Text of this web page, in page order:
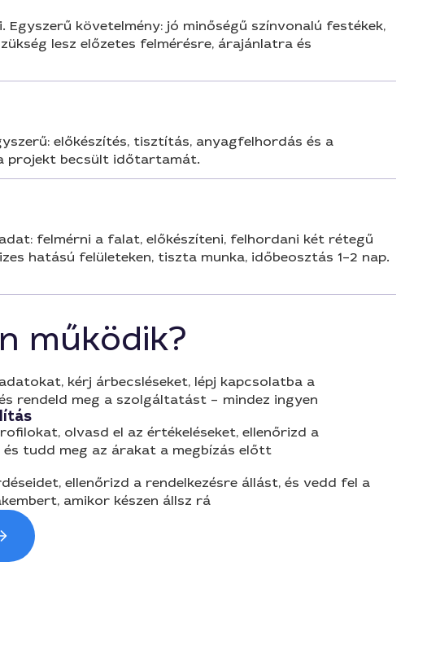
követelmény: jó minőségű színvonalú festékek,
lesz előzetes felmérésre, árajánlatra és
előkészítés, tisztítás, anyagfelhordás és a
projekt becsült időtartamát.
felmérni a falat, előkészíteni, felhordani két rétegű
hatású felületeken, tiszta munka, időbeosztás 1–2 nap.
működik?
kérj árbecsléseket, lépj kapcsolatba a
rendeld meg a szolgáltatást – mindez ingyen
olvasd el az értékeléseket, ellenőrizd a
és tudd meg az árakat a megbízás előtt
ellenőrizd a rendelkezésre állást, és vedd fel a
amikor készen állsz rá